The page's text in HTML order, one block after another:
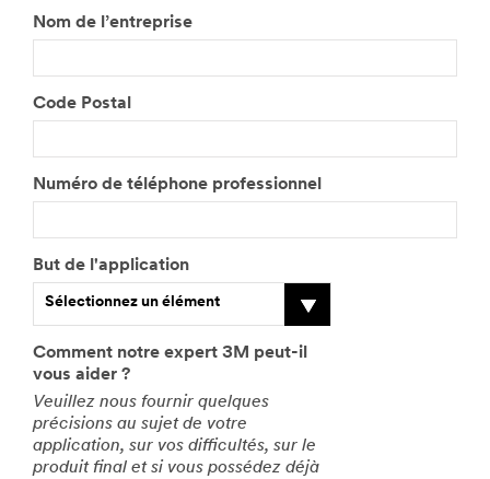
Nom de l’entreprise
Code Postal
Numéro de téléphone professionnel
But de l'application
Sélectionnez un élément
Comment notre expert 3M peut-il
vous aider ?
Veuillez nous fournir quelques
précisions au sujet de votre
application, sur vos difficultés, sur le
produit final et si vous possédez déjà